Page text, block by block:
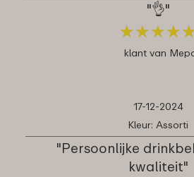
"👌"
★★★★
★★★★
klant van
17-12-2024
Kleur: Assorti
"Persoonlijke
kwaliteit"